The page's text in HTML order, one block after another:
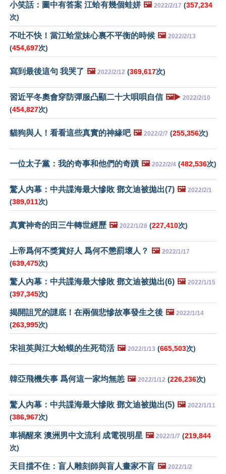
小笑話：圖中有答案 江蛤有幾個蛙姘 🖼️ 2022/2/17 (357,234
次)
不吐不快！當江蛤堂妹心裏不平衡的時候 🖼️ 2022/2/13
(454,697次)
寫到最後這句 我哭了 🖼️ 2022/2/12 (369,617次)
習近平冬奧會穿防彈服凸顯二十大唄唄自信 🖼️▶️ 2022/2/10
(454,827次)
貓狗與人！看看這些真實的神緣吧 🖼️ 2022/2/7 (255,356次)
一位太子黨：我的奇事和他們的奇蹟 🖼️ 2022/2/4 (482,536次)
驚人內幕：中共諜海最大慘敗 鄧文迪被拋出(7) 🖼️ 2022/2/1
(389,011次)
真實神奇的田三牛轉世經歷 🖼️ 2022/1/28 (227,410次)
上帝爲何不獎賞好人 爲何不懲罰壞人？ 🖼️ 2022/1/17
(639,475次)
驚人內幕：中共諜海最大慘敗 鄧文迪被拋出(6) 🖼️ 2022/1/15
(397,345次)
揭開詛咒的謎底！在兩個悲慘故事發生之後 🖼️ 2022/1/14
(263,995次)
宋祖英與江大蛤蟆的生死苟活 🖼️ 2022/1/13 (665,503次)
韓亞飛機失事 爲何這一家均無恙 🖼️ 2022/1/12 (226,236次)
驚人內幕：中共諜海最大慘敗 鄧文迪被拋出(5) 🖼️ 2022/1/11
(386,967次)
車禍醒來 澳洲男中文流利 成電視明星 🖼️ 2022/1/7 (219,844
次)
天目擋不住：盲人雕刻師與盲人畫家不盲 🖼️ 2022/1/2